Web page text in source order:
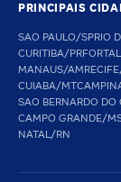
PRINCIPAIS
SAO PAULO/SPRIO
CURITIBA/PR
MANAUS/AM
CUIABA/MT
SAO BERNARDO
CAMPO GRANDE/
NATAL/RN